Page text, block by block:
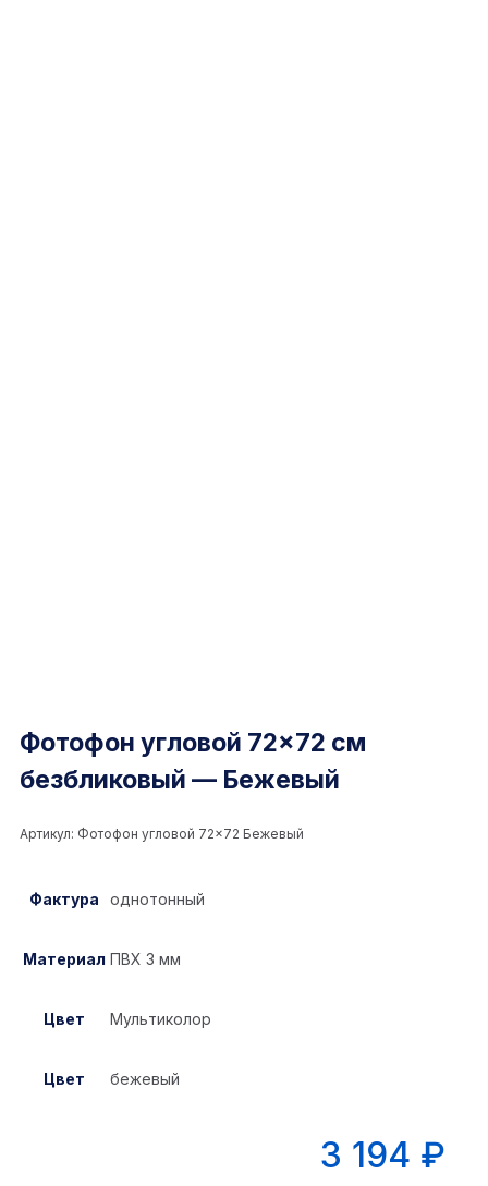
Фотофон угловой 72×72 см
безбликовый — Бежевый
Артикул: Фотофон угловой 72×72 Бежевый
Фактура однотонный
Материал ПВХ 3 мм
Цвет Мультиколор
Цвет бежевый
3 194 ₽